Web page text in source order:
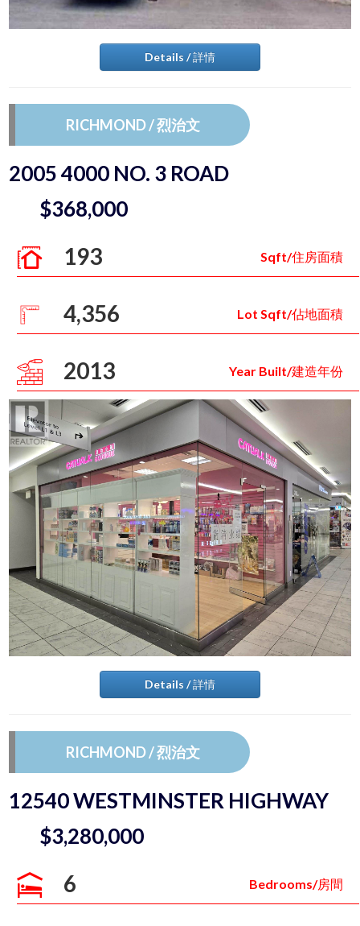
Details / 詳情
RICHMOND / 烈治文
2005 4000 NO. 3 ROAD
$368,000
193 Sqft/住房面積
4,356 Lot Sqft/佔地面積
2013 Year Built/建造年份
Details / 詳情
RICHMOND / 烈治文
12540 WESTMINSTER HIGHWAY
$3,280,000
6 Bedrooms/房間